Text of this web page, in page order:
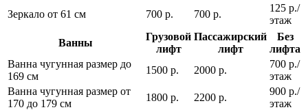
Зеркало от 61 см
700 р. 700 р.
125 р./
этаж
Ванны
Грузовой
лифт
Пассажирский
лифт
Без
лифта
Ванна чугунная размер до
169 см
1500 р. 2000 р.
700 р./
этаж
Ванна чугунная размер от
170 до 179 см
1800 р. 2200 р.
900 р./
этаж